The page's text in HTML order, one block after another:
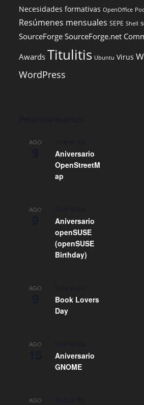
Necesidades formativas OpenOffice
Resúmenes mensuales SEPE Shell
SourceForge SourceForge.net
Awards Titulitis Ubuntu Virus
WordPress
AGO
Aniversario
OpenStreetM
ap
AGO
Aniversario
openSUSE
(openSUSE
Birthday)
AGO
Book Lovers
Day
AGO
Aniversario
GNOME
AGO